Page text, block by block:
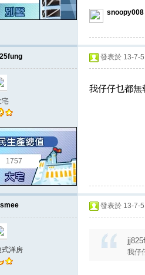
snoopy008
宅
1757
發表於 13-7-
我仔仔乜都無
式洋房
發表於 13-7-
我仔